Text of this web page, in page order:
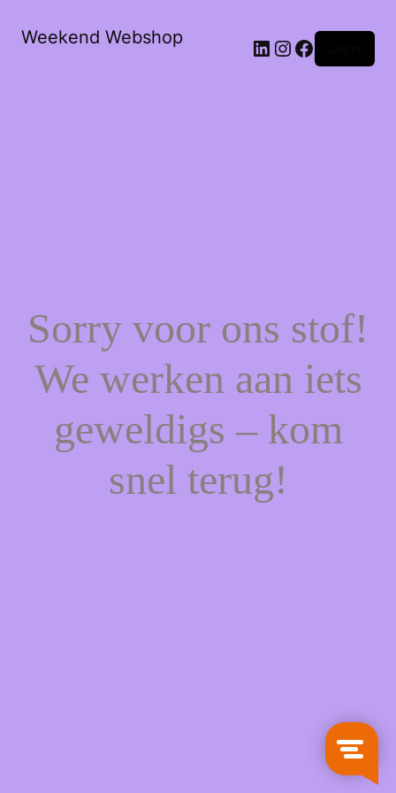
Weekend Webshop LinkedIn
Instagram
Facebook
Sorry voor ons stof!
We werken aan iets
geweldigs – kom
snel terug!